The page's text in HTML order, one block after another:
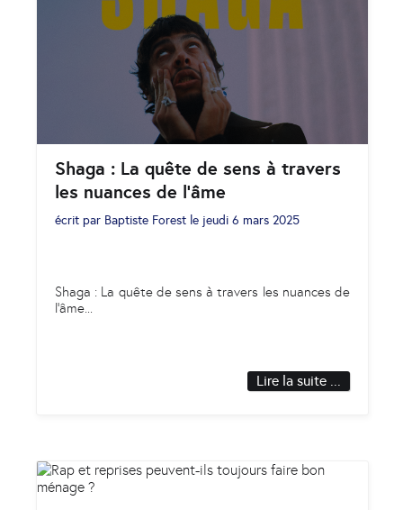
Shaga : La quête de sens à travers
les nuances de l’âme
écrit par Baptiste Forest le jeudi 6 mars 2025
Shaga : La quête de sens à travers les nuances de
l’âme...
Lire la suite ...